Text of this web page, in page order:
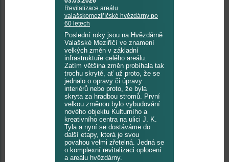
Revitalizace areálu
valašskomeziříčské hvězdárny po
60 letech
Poslední roky jsou na Hvězdárně
Valašské Meziříčí ve znamení
velkých změn v základní
infrastruktuře celého areálu.
Zatím většina změn probíhala tak
trochu skrytě, ať už proto, že se
jednalo o opravy či úpravy
interiérů nebo proto, že byla
skryta za hradbou stromů. První
velkou změnou bylo vybudování
nového objektu Kulturního a
kreativního centra na ulici J. K.
Tyla a nyní se dostáváme do
další etapy, která je svou
povahou velmi zřetelná. Jedná se
o komplexní revitalizaci oplocení
a areálu hvězdárny.